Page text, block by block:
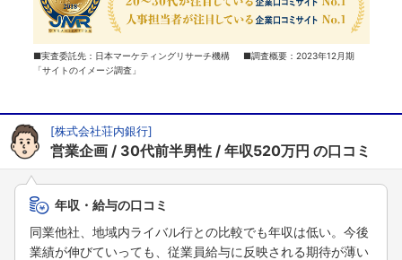
■実査委託先：日本マーケティングリサーチ機構 ■調査概要：2023年12月期
「サイトのイメージ調査」
[株式会社荘内銀行]
営業企画 30代前半男性 年収520万円 の口コミ
年収・給与の口コミ
同業他社、地域内ライバル行との比較でも年収は低い。今後
業績が伸びていっても、従業員給与に反映される期待が薄い